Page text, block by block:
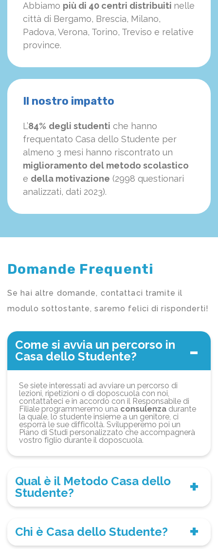
Abbiamo più di 40 centri distribuiti nelle
città di Bergamo, Brescia, Milano,
Padova, Verona, Torino, Treviso e relative
province.
Il nostro impatto
L’84% degli studenti che hanno
frequentato Casa dello Studente per
almeno 3 mesi hanno riscontrato un
miglioramento del metodo scolastico
e della motivazione (2998 questionari
analizzati, dati 2023).
Domande Frequenti
Se hai altre domande, contattaci tramite il
modulo sottostante, saremo felici di risponderti!
Come si avvia un percorso in
Casa dello Studente?
Se siete interessati ad avviare un percorso di
lezioni, ripetizioni o di doposcuola con noi,
contattateci e in accordo con il Responsabile di
Filiale programmeremo una consulenza durante
la quale, lo studente insieme a un genitore, ci
esporrà le sue difficoltà. Svilupperemo poi un
Piano di Studi personalizzato che accompagnerà
vostro figlio durante il doposcuola.
Qual è il Metodo Casa dello
Studente?
Chi è Casa dello Studente?